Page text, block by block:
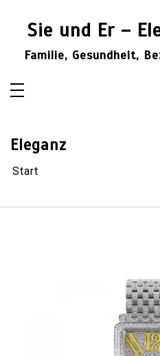
springenSie und Er –
Familie, Gesundheit,
Eleganz
Start